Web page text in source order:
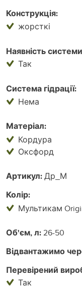
Конструкція:
жорсткі
Наявність
Так
Система гідрації:
Нема
Матеріал:
Кордура
Оксфорд
Артикул:Др_М
Колір:
Мультикам
Об'єм, л:26-50
Відвантажимо
Перевірений
Так